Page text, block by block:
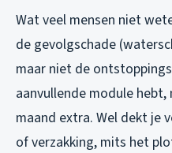
Wat veel mensen niet
de gevolgschade
maar niet de
aanvullende module
maand extra. Wel dekt je
of verzakking, mits het